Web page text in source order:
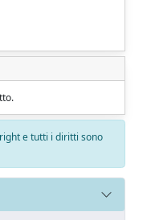
e tutti i diritti sono